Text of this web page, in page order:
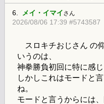
6. メイ・イマイ さん
2026/08/06 17:39 #5743587
スロキチおじさん の
いうのは、
神拳勝負初回に特に感じ
しかしこれはモードと
ね。
モードと言うからには